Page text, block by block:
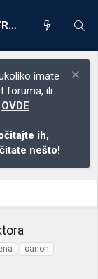
REGISTRACIJA
imate
foruma, ili
OVDE
ih,
nešto!
canon